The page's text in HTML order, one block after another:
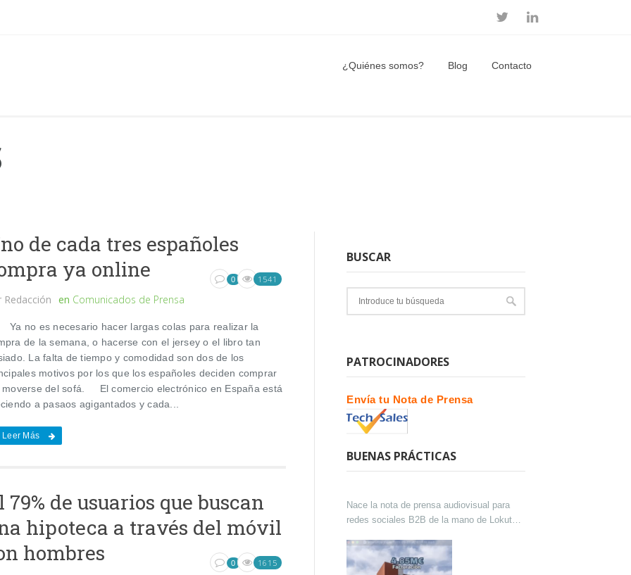
¿Quiénes somos? Blog Contacto
de cada tres españoles
ya online
Redacción en Comunicados de Prensa
0 1541
no es necesario hacer largas colas para realizar la
de la semana, o hacerse con el jersey o el libro tan
La falta de tiempo y comodidad son dos de los
motivos por los que los españoles deciden comprar
moverse del sofá. El comercio electrónico en España está
a pasaos agigantados y cada...
Leer Más
79% de usuarios que buscan
hipoteca a través del móvil
hombres
0 1615
BUSCAR
PATROCINADORES
Envía tu Nota de Prensa
BUENAS PRÁCTICAS
Nace la nota de prensa audiovisual para
redes sociales B2B de la mano de Lokutor